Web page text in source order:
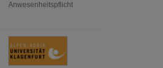
Anwesenheitspflicht